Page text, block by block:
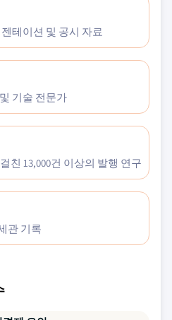
테이션 및 공시 자료
기술 전문가
친 13,000건 이상의 발행 연구
관 기록